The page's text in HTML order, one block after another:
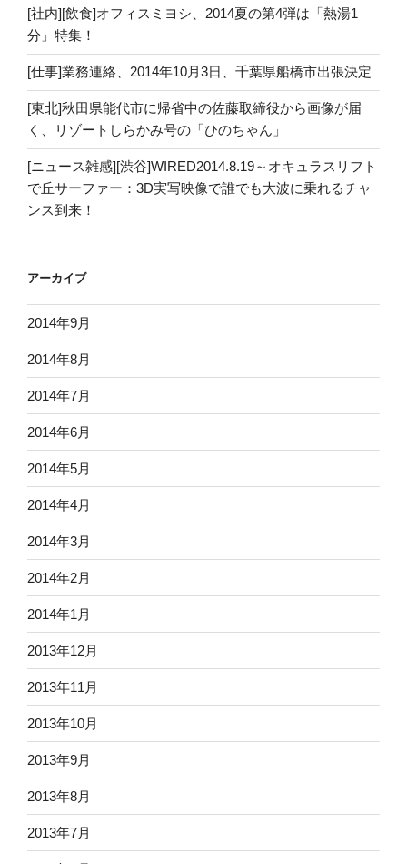
[社内][飲食]オフィスミヨシ、2014夏の第4弾は「熱湯1
分」特集！
[仕事]業務連絡、2014年10月3日、千葉県船橋市出張決定
[東北]秋田県能代市に帰省中の佐藤取締役から画像が届
く、リゾートしらかみ号の「ひのちゃん」
[ニュース雑感][渋谷]WIRED2014.8.19～オキュラスリフト
で丘サーファー：3D実写映像で誰でも大波に乗れるチャ
ンス到来！
アーカイブ
2014年9月
2014年8月
2014年7月
2014年6月
2014年5月
2014年4月
2014年3月
2014年2月
2014年1月
2013年12月
2013年11月
2013年10月
2013年9月
2013年8月
2013年7月